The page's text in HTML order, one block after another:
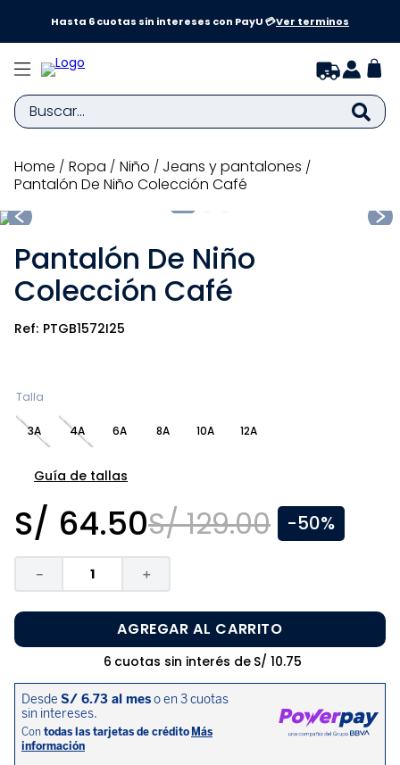
Hasta 6 cuotas sin intereses con PayU 💳Ver terminos
Buscar...
ropa niño
jeans y pantalones
Pantalón De Niño Colección Café
Pantalón De Niño
Colección Café
PTGB1572I25
Talla
3A 4A 6A 8A 10A 12A
Guía de tallas
S/ 64.50S/ 129.00 -50%
＋
－
AGREGAR AL CARRITO
6 cuotas sin interés de S/ 10.75
TÉRMINOS MÁS BUSCADOS
1.
zapatillas niña
2.
3.
medias
4.
sandalias
disney
sandalias niño